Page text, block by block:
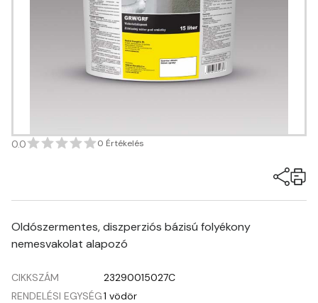
0.0 0 Értékelés
Oldószermentes, diszperziós bázisú folyékony
nemesvakolat alapozó
CIKKSZÁM
23290015027C
RENDELÉSI EGYSÉG1 vödör